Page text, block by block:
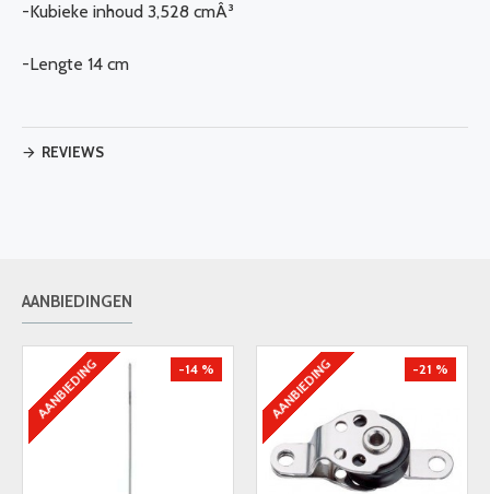
-Kubieke inhoud 3,528 cmÂ³
-Lengte 14 cm
REVIEWS
AANBIEDINGEN
AANBIEDING -14 % AANBIEDING -21 %